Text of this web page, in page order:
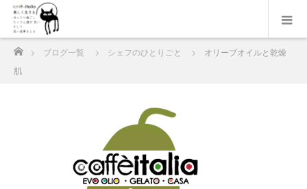
ブログ一覧 シェフのひとりごと
オリーブオイルと乾燥
肌